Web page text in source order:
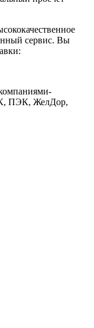
сервис. Вы
ПЭК, ЖелДор,